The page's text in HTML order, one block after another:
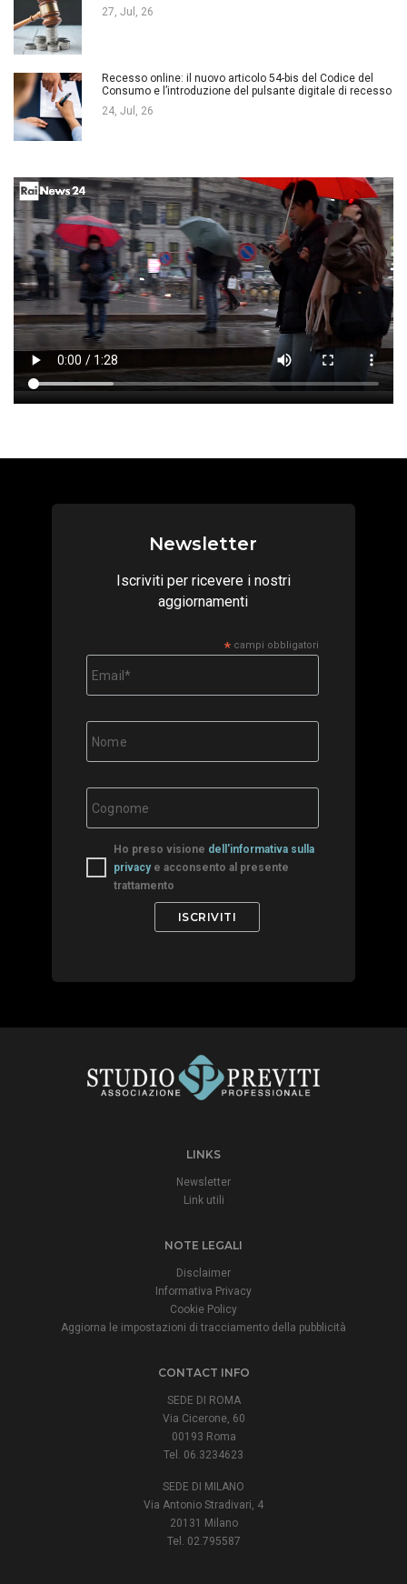
27, Jul, 26
Recesso online: il nuovo articolo 54-bis del Codice del
Consumo e l’introduzione del pulsante digitale di recesso
24, Jul, 26
Newsletter
Iscriviti per ricevere i nostri
aggiornamenti
*campi obbligatori
Ho preso visione dell'informativa sulla
privacye acconsento al presente
trattamento
LINKS
Newsletter
Link utili
NOTE LEGALI
Disclaimer
Informativa Privacy
Cookie Policy
Aggiorna le impostazioni di tracciamento della pubblicità
CONTACT INFO
SEDE DI ROMA
Via Cicerone, 60
00193 Roma
Tel. 06.3234623
SEDE DI MILANO
Via Antonio Stradivari, 4
20131 Milano
Tel. 02.795587